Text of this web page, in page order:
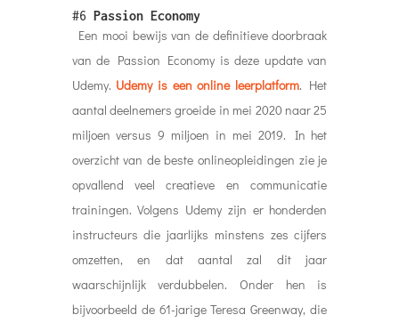
#6 Passion Economy
Een mooi bewijs van de definitieve doorbraak
van de Passion Economy is deze update van
Udemy. Udemy is een online leerplatform. Het
aantal deelnemers groeide in mei 2020 naar 25
miljoen versus 9 miljoen in mei 2019. In het
overzicht van de beste onlineopleidingen zie je
opvallend veel creatieve en communicatie
trainingen. Volgens Udemy zijn er honderden
instructeurs die jaarlijks minstens zes cijfers
omzetten, en dat aantal zal dit jaar
waarschijnlijk verdubbelen. Onder hen is
bijvoorbeeld de 61-jarige Teresa Greenway, die